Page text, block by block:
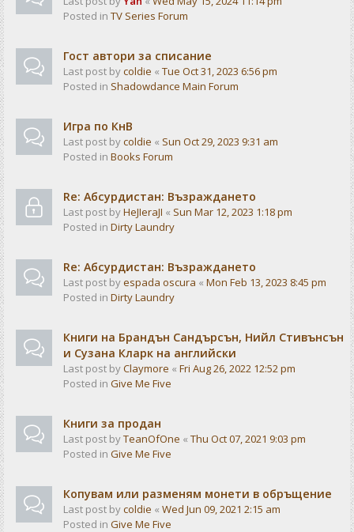
Posted in TV Series Forum
Гост автори за списание
Last post bycoldie « Tue Oct 31, 2023 6:56 pm
Posted in Shadowdance Main Forum
Игра по КнВ
Last post bycoldie « Sun Oct 29, 2023 9:31 am
Posted in Books Forum
Re: Абсурдистан: Възраждането
Last post byHeJIeraJI « Sun Mar 12, 2023 1:18 pm
Posted in Dirty Laundry
Re: Абсурдистан: Възраждането
Last post byespada oscura « Mon Feb 13, 2023 8:45 pm
Posted in Dirty Laundry
Книги на Брандън Сандърсън, Нийл Стивънсън
и Сузана Кларк на английски
Last post byClaymore « Fri Aug 26, 2022 12:52 pm
Posted in Give Me Five
Книги за продан
Last post byTeanOfOne « Thu Oct 07, 2021 9:03 pm
Posted in Give Me Five
Копувам или разменям монети в обръщение
Last post bycoldie « Wed Jun 09, 2021 2:15 am
Posted in Give Me Five